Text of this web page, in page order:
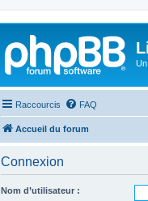
Raccourcis FAQ
Accueil du forum
Connexion
Nom d’utilisateur :